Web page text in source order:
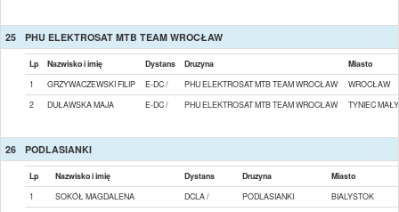
25 PHU ELEKTROSAT MTB TEAM WROCŁAW
Lp Nazwisko i imię Dystans Druzyna
Miasto
1
GRZYWACZEWSKI FILIP E-DC / PHU ELEKTROSAT MTB TEAM WROCŁAW
WROCŁAW
2
DUŁAWSKA MAJA E-DC / PHU ELEKTROSAT MTB TEAM WROCŁAW TYNIEC MAŁY
26 PODLASIANKI
Lp Nazwisko i imię Dystans Druzyna
Miasto
1
SOKÓŁ MAGDALENA DCLA / PODLASIANKI
BIALYSTOK